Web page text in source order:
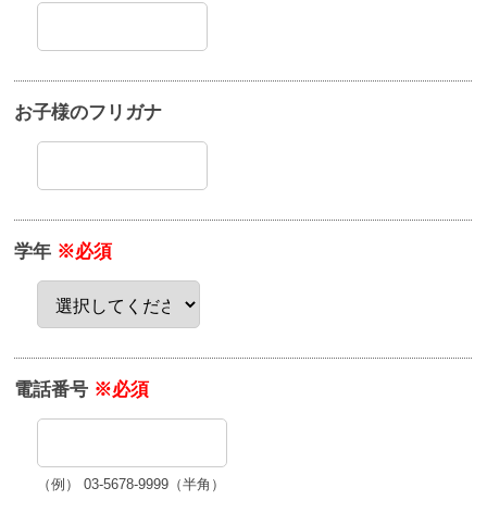
お子様のフリガナ
学年 ※必須
電話番号 ※必須
（例） 03-5678-9999（半角）